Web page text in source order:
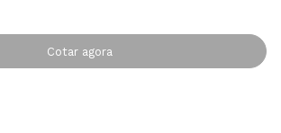
Cotar agora